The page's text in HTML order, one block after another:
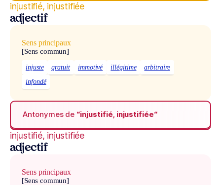
injustifié, injustifiée
adjectif
Sens principaux
[Sens commun]
injuste gratuit immotivé illégitime
arbitraire
infondé
Antonymes de “injustifié, injustifiée“
injustifié, injustifiée
adjectif
Sens principaux
[Sens commun]